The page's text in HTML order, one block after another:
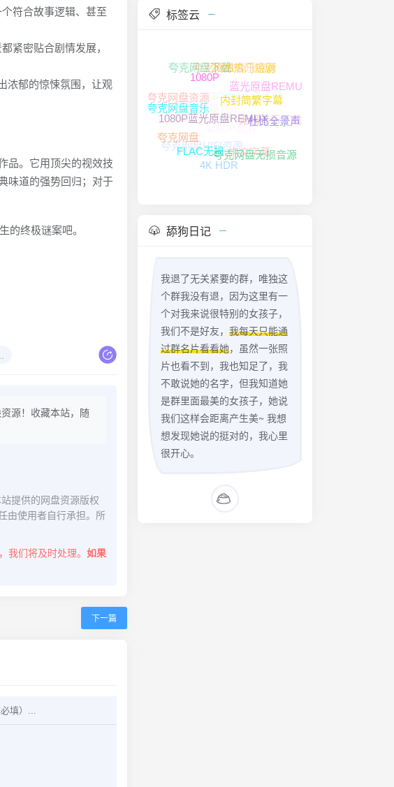
符合故事逻辑、甚至
紧密贴合剧情发展，
浓郁的惊悚氛围，让观
品。它用顶尖的视效技
味道的强势回归；对于
终极谜案吧。
源！收藏本站，随
提供的网盘资源版权
由使用者自行承担。所
，我们将及时处理。 如果
下一篇
标签云
夸克网盘无损音乐
夸克网盘资源
夸克网盘下载
夸克网盘音乐资源
1080P高清资源
1080P高清
夸克网盘HIFI资源
夸克网盘
夸克网盘音乐
1080P
2025热门短剧
蓝光原盘REMUX
无损音乐下载
中文字幕
4K HDR
FLAC无损
1080P蓝光原盘REMUX
内封简繁字幕
杜比全景声
夸克网盘无损音源
舔狗日记
我退了无关紧要的群，唯独这
个群我没有退，因为这里有一
个对我来说很特别的女孩子，
我们不是好友， 我每天只能通
过群名片看看她，虽然一张照
片也看不到，我也知足了，我
不敢说她的名字，但我知道她
是群里面最美的女孩子，她说
我们这样会距离产生美~ 我想
想发现她说的挺对的，我心里
很开心。